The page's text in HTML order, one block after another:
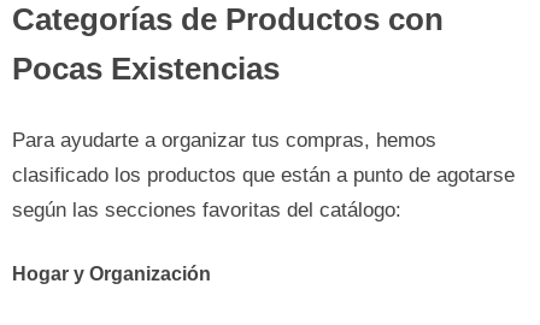
Categorías de Productos con
Pocas Existencias
Para ayudarte a organizar tus compras, hemos
clasificado los productos que están a punto de agotarse
según las secciones favoritas del catálogo:
Hogar y Organización